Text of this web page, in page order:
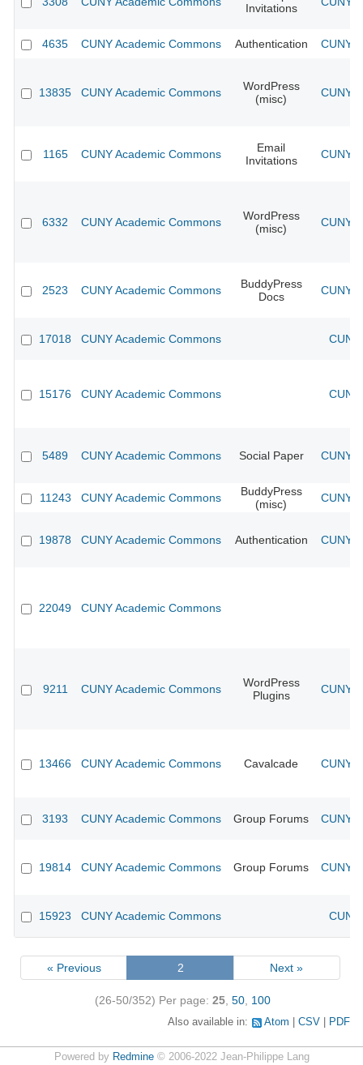
Invitations
4635 CUNY Academic Commons Authentication CUNY
13835 CUNY Academic Commons
WordPress
(misc)
CUNY
1165 CUNY Academic Commons
Email
Invitations
CUNY
6332 CUNY Academic Commons
WordPress
(misc)
CUNY
2523 CUNY Academic Commons
BuddyPress
Docs
CUNY
17018 CUNY Academic Commons
15176 CUNY Academic Commons
5489 CUNY Academic Commons Social Paper CUNY
11243 CUNY Academic Commons
BuddyPress
(misc)
CUNY
19878 CUNY Academic Commons Authentication CUNY
22049 CUNY Academic Commons
9211 CUNY Academic Commons
WordPress
Plugins
CUNY
13466 CUNY Academic Commons Cavalcade CUNY
3193 CUNY Academic Commons Group Forums CUNY
19814 CUNY Academic Commons Group Forums CUNY
15923 CUNY Academic Commons
« Previous 2 Next »
(26-50/352) Per page: 25 50 100
Also available in: Atom CSV PDF
Powered by Redmine© 2006-2022 Jean-Philippe Lang